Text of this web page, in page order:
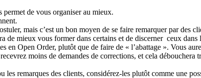
de vous organiser au mieux.
mais c’est un bon moyen de se faire remarquer par des
de mieux vous former dans certains et de discerner ceux
en Open Order, plutôt que de faire de « l’abattage ». Vous
moins de demandes de corrections, et cela
les remarques des clients, considérez-les plutôt comme une